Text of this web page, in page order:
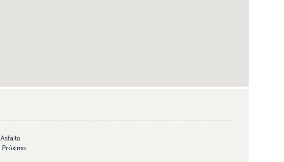
Asfalto
Próximo